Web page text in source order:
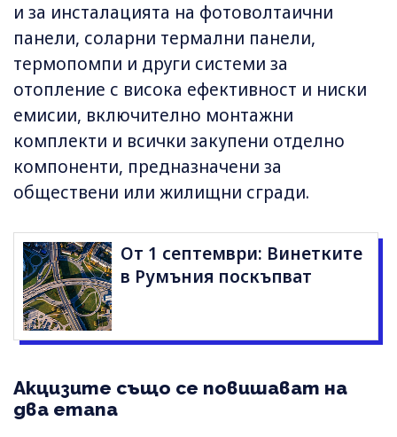
и за инсталацията на фотоволтаични
панели, соларни термални панели,
термопомпи и други системи за
отопление с висока ефективност и ниски
емисии, включително монтажни
комплекти и всички закупени отделно
компоненти, предназначени за
обществени или жилищни сгради.
От 1 септември: Винетките
в Румъния поскъпват
Акцизите също се повишават на
два етапа